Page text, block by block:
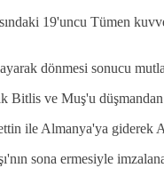
19'uncu Tümen
dönmesi sonucu
Bitlis ve Muş'u
ile Almanya'ya
sona ermesiyle